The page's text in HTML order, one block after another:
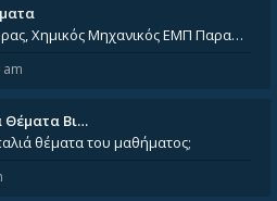
Υποψήφιος Διδάκτορας, Χημικός Μηχανικός ΕΜΠ Παραδίδω ιδιαίτερα μαθήματα μέσης και ανώτατης εκπαίδευσης σε θετικές και τε
Θέματα Βι…
θέματα του μαθήματος;